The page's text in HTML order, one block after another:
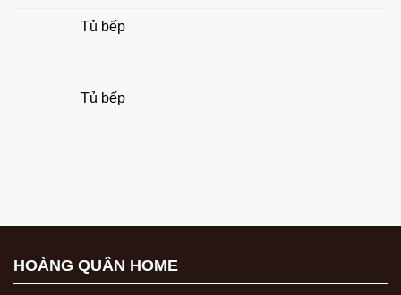
Tủ bếp
Tủ bếp
HOÀNG QUÂN HOME